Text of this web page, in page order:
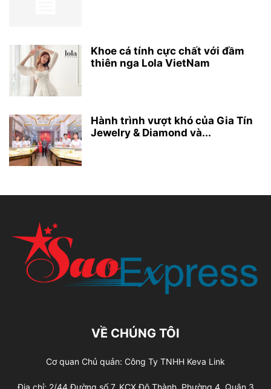
Khoe cá tính cực chất với đầm
thiên nga Lola VietNam
Hành trình vượt khó của Gia Tín
Jewelry & Diamond và...
VỀ CHÚNG TÔI
Cơ quan Chủ quản: Công Ty TNHH Keva Link